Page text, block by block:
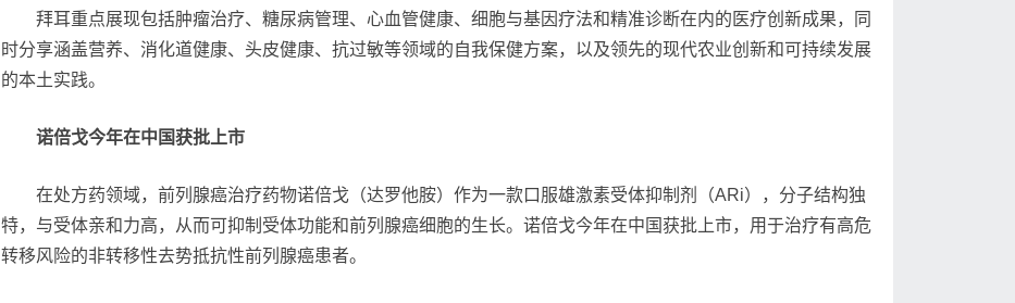
拜耳重点展现包括肿瘤治疗、糖尿病管理、心血管健康、细胞与基因疗法和精准诊断在内的医疗创新成果，同
时分享涵盖营养、消化道健康、头皮健康、抗过敏等领域的自我保健方案，以及领先的现代农业创新和可持续发展
的本土实践。
诺倍戈今年在中国获批上市
在处方药领域，前列腺癌治疗药物诺倍戈（达罗他胺）作为一款口服雄激素受体抑制剂（ARi），分子结构独
特，与受体亲和力高，从而可抑制受体功能和前列腺癌细胞的生长。诺倍戈今年在中国获批上市，用于治疗有高危
转移风险的非转移性去势抵抗性前列腺癌患者。